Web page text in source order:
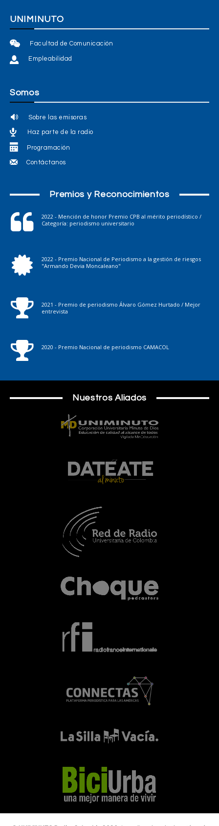
UNIMINUTO
Facultad de Comunicación
Empleabilidad
Somos
Sobre las emisoras
Haz parte de la radio
Programación
Contáctanos
Premios y Reconocimientos
2022 - Mención de honor Premio CPB al mérito periodístico /
Categoría: periodismo universitario
2022 - Premio Nacional de Periodismo a la gestión de riesgos
"Armando Devia Moncaleano"
2021 - Premio de periodismo Álvaro Gómez Hurtado / Mejor
entrevista
2020 - Premio Nacional de periodismo CAMACOL
Nuestros Aliados